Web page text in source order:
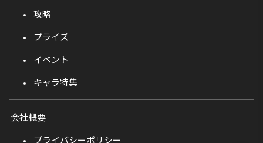
攻略
プライズ
イベント
キャラ特集
会社概要
プライバシーポリシー